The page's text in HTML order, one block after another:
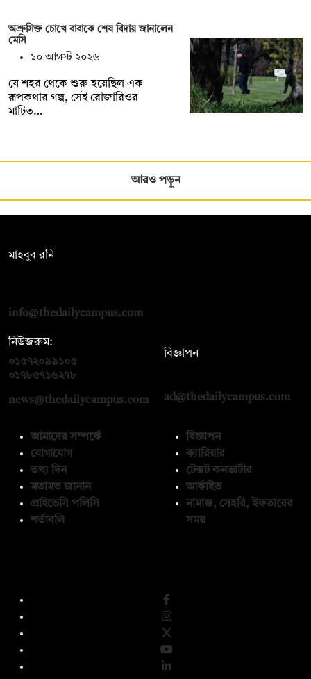
অশ্রুসিক্ত চোখে বাবাকে শেষ বিদায় জানালেন
মেসি
১০ আগস্ট ২০২৬
যে শহর থেকে শুরু হয়েছিল এক
রূপকথার গল্প, সেই রোজারিওর
মাটিত…
আরও পড়ুন
মাহবুব রনি
info@thedailycampus.com
নিউজরুম:
০১৫৭২০৯৯১০৫
০১৭৮৫৭১৬২৭৮
news@thedailycampus.com
বিজ্ঞাপন
ad@thedailycampus.com
আমাদের সম্পর্কে
যোগাযোগ
তথ্য দিন
মতামত জানান
প্রাইভেসি পলিসি
শর্তাবলি
বিজ্ঞাপন
ক্যারিয়ার
টেক্সট কনভার্টার
আর্কাইভ
নামাজ, সেহরি, ইফতারের
সময়